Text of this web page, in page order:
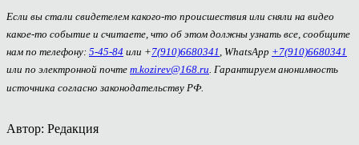
Если вы стали свидетелем какого-то происшествия или сняли на видео
какое-то событие и считаете, что об этом должны узнать все, сообщите
нам по телефону: 5-45-84 или +7(910)6680341 , WhatsApp +7(910)6680341
или по электронной почте m.kozirev@168.ru. Гарантируем анонимность
источника согласно законодательству РФ.
Автор: Редакция